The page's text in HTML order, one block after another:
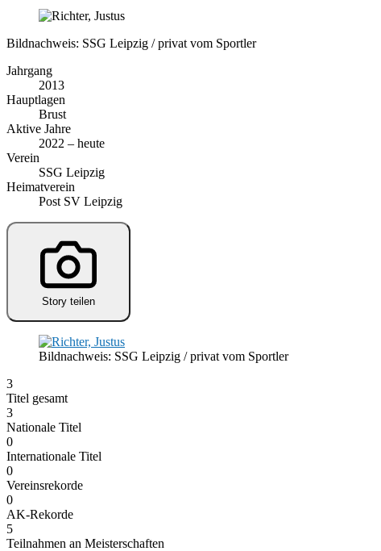
Bildnachweis: SSG Leipzig / privat vom Sportler
Jahrgang
2013
Hauptlagen
Brust
Aktive Jahre
2022 – heute
Verein
SSG Leipzig
Heimatverein
Post SV Leipzig
Story teilen
Bildnachweis: SSG Leipzig / privat vom Sportler
3
Titel gesamt
3
Nationale Titel
0
Internationale Titel
0
Vereinsrekorde
0
AK-Rekorde
5
Teilnahmen an Meisterschaften